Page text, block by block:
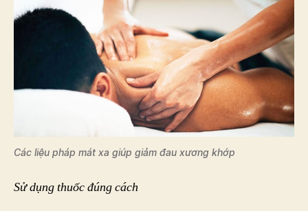
Các liệu pháp mát xa giúp giảm đau xương khớp
Sử dụng thuốc đúng cách